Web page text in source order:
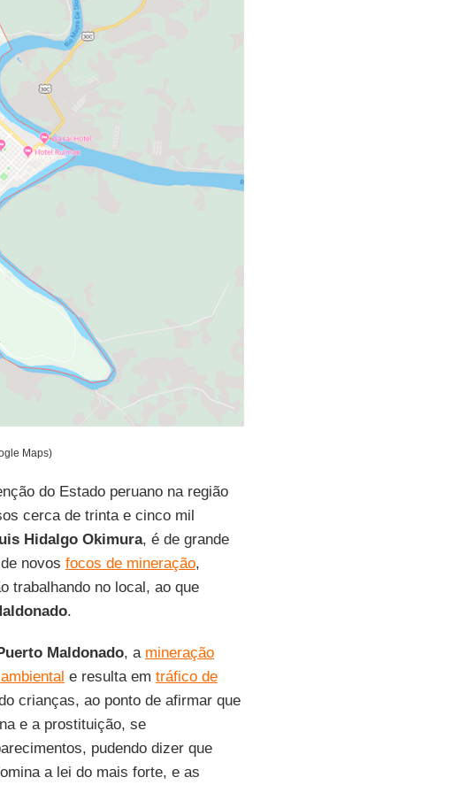
Maps)
do Estado peruano na região
cerca de trinta e cinco mil
Hidalgo Okimura, é de grande
novos focos de mineração,
trabalhando no local, ao que
.
Maldonado, a mineração
e resulta em tráfico de
crianças, ao ponto de afirmar que
e a prostituição, se
pudendo dizer que
a lei do mais forte, e as